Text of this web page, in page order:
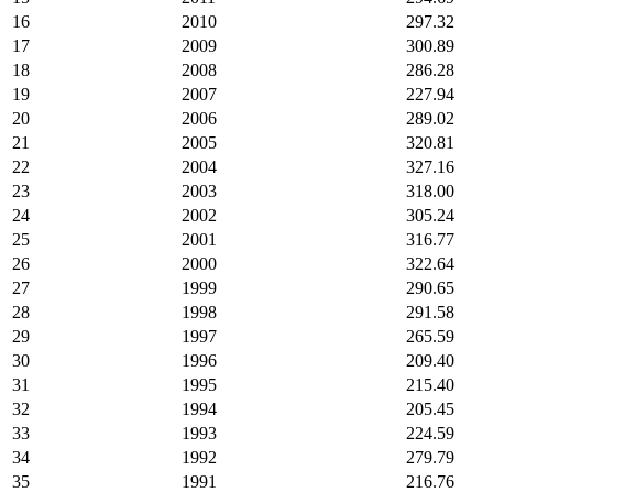
16
2010
297.32
17
2009
300.89
18
2008
286.28
19
2007
227.94
20
2006
289.02
21
2005
320.81
22
2004
327.16
23
2003
318.00
24
2002
305.24
25
2001
316.77
26
2000
322.64
27
1999
290.65
28
1998
291.58
29
1997
265.59
30
1996
209.40
31
1995
215.40
32
1994
205.45
33
1993
224.59
34
1992
279.79
35
1991
216.76